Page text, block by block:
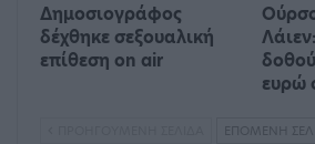
Δημοσιογράφος
δέχθηκε σεξουαλική
επίθεση on air
ευρώ
ΕΠΌΜΕΝΗ